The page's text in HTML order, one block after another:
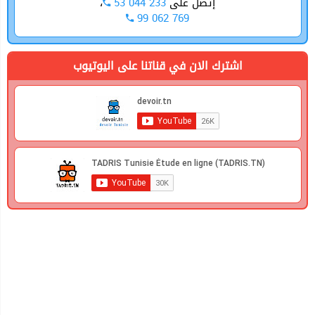
99 062 769
اشترك الان في قناتنا على اليوتيوب